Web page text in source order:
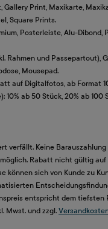
Gallery Print, Maxikarte,
Square Prints.
Posterleiste, Alu-Dibond,
Rahmen und Passepartout),
Mousepad.
auf Digitalfotos, ab Format
10% ab 50 Stück, 20% ab 100
verfällt. Keine
Rabatt nicht gültig auf
können sich von Kunde zu
entspricht dem tiefsten
Mwst. und zzgl.